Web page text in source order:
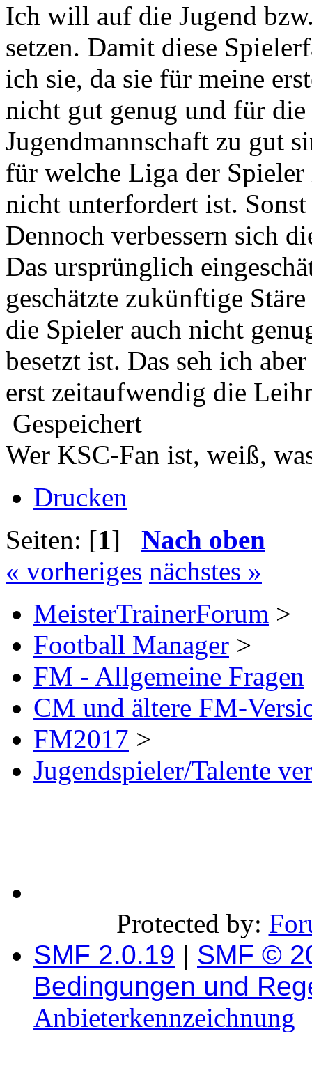
Ich will auf die Jugend
setzen. Damit diese
ich sie, da sie für meine
nicht gut genug und für
Jugendmannschaft zu gut
für welche Liga der
nicht unterfordert ist.
Dennoch verbessern sich
Das ursprünglich
geschätzte zukünftige
die Spieler auch nicht
besetzt ist. Das seh ich
erst zeitaufwendig die
Gespeichert
Wer KSC-Fan ist, weiß,
Drucken
Seiten: [1] Nach oben
« vorheriges nächstes »
MeisterTrainerForum >
Football Manager >
FM - Allgemeine Fragen
CM und ältere FM-
FM2017 >
Jugendspieler/Talente
Protected by:
SMF 2.0.19 | SMF ©
Bedingungen und
Anbieterkennzeichnung